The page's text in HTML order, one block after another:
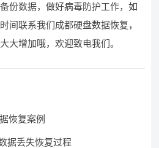
份数据，做好病毒防护工作，如
间联系我们成都硬盘数据恢复，
大增加哦，欢迎致电我们。
恢复案例
据丢失恢复过程